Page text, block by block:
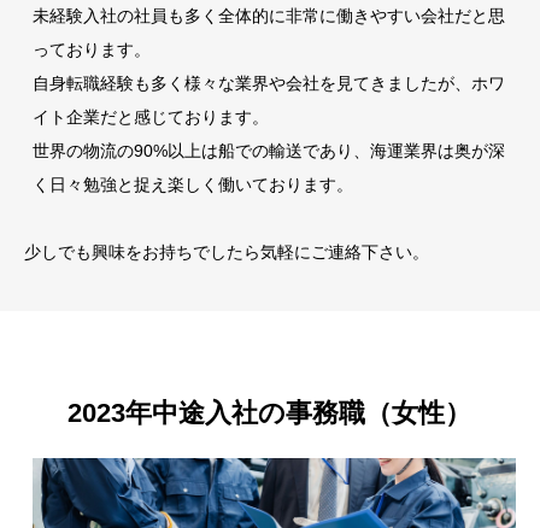
未経験入社の社員も多く全体的に非常に働きやすい会社だと思
っております。
自身転職経験も多く様々な業界や会社を見てきましたが、ホワ
イト企業だと感じております。
世界の物流の90%以上は船での輸送であり、海運業界は奥が深
く日々勉強と捉え楽しく働いております。
少しでも興味をお持ちでしたら気軽にご連絡下さい。
2023年中途入社の事務職（女性）